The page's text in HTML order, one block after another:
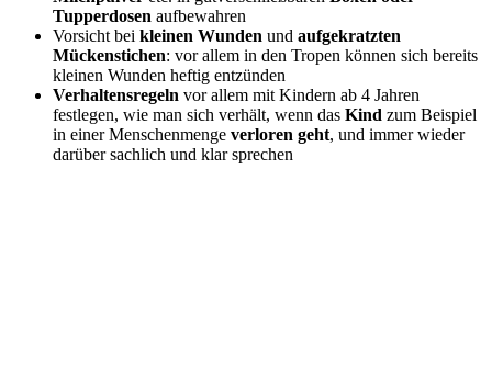
Tupperdosen aufbewahren
Vorsicht bei kleinen Wunden und aufgekratzten
Mückenstichen: vor allem in den Tropen können sich bereits
kleinen Wunden heftig entzünden
Verhaltensregeln vor allem mit Kindern ab 4 Jahren
festlegen, wie man sich verhält, wenn das Kind zum Beispiel
in einer Menschenmenge verloren geht, und immer wieder
darüber sachlich und klar sprechen